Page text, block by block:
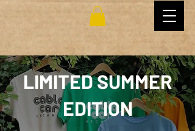
LIMITED SUMMER
EDITION